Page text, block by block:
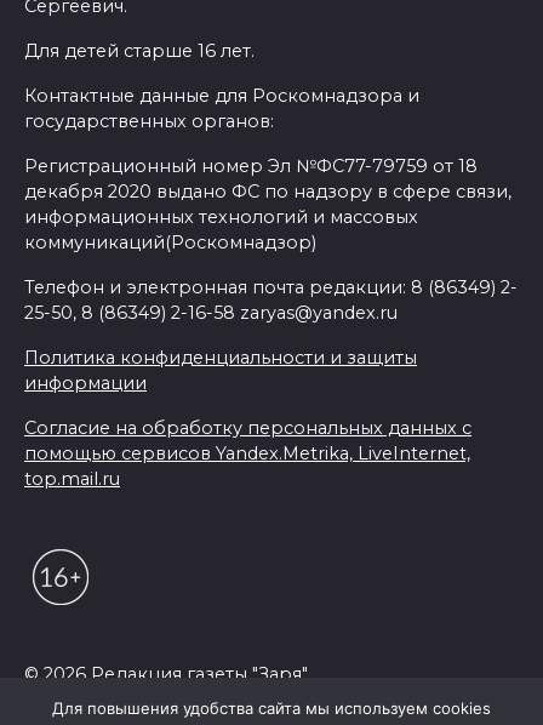
Сергеевич.
Для детей старше 16 лет.
Контактные данные для Роскомнадзора и
государственных органов:
Регистрационный номер Эл №ФС77-79759 от 18
декабря 2020 выдано ФС по надзору в сфере связи,
информационных технологий и массовых
коммуникаций(Роскомнадзор)
Телефон и электронная почта редакции: 8 (86349) 2-
25-50, 8 (86349) 2-16-58 zaryas@yandex.ru
Политика конфиденциальности и защиты
информации
Согласие на обработку персональных данных с
помощью сервисов Yandex.Metrika, LiveInternet,
top.mail.ru
© 2026 Редакция газеты "Заря"
Для повышения удобства сайта мы используем cookies